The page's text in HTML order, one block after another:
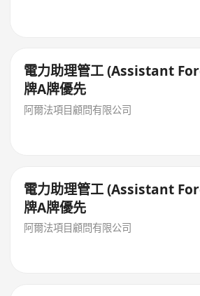
電力助理管工 (Assistant
牌A牌優先
阿爾法項目顧問有限公司
電力助理管工 (Assistant
牌A牌優先
阿爾法項目顧問有限公司